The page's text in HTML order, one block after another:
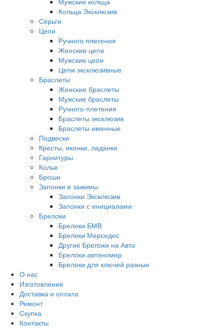
Кольца Эксклюзив
Серьги
Цепи
Ручного плетения
Женские цепи
Мужские цепи
Цепи эксклюзивные
Браслеты
Женские браслеты
Мужские браслеты
Ручного-плетения
Браслеты эксклюзив
Браслеты именные
Подвески
Кресты, иконки, ладанки
Гарнитуры
Колье
Броши
Запонки и зажимы
Запонки Эксклюзив
Запонки с инициалами
Брелоки
Брелоки БМВ
Брелоки Мерседес
Другие Брелоки на Авто
Брелоки автономер
Брелоки для ключей разные
О нас
Изготовление
Доставка и оплата
Ремонт
Скупка
Контакты